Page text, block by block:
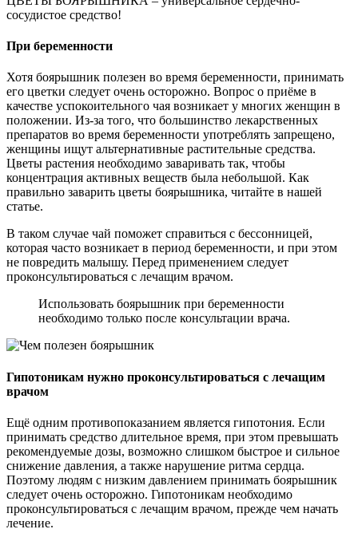
сосудистое средство!
При беременности
Хотя боярышник полезен во время беременности, принимать
его цветки следует очень осторожно. Вопрос о приёме в
качестве успокоительного чая возникает у многих женщин в
положении. Из-за того, что большинство лекарственных
препаратов во время беременности употреблять запрещено,
женщины ищут альтернативные растительные средства.
Цветы растения необходимо заваривать так, чтобы
концентрация активных веществ была небольшой. Как
правильно заварить цветы боярышника, читайте в нашей
статье.
В таком случае чай поможет справиться с бессонницей,
которая часто возникает в период беременности, и при этом
не повредить малышу. Перед применением следует
проконсультироваться с лечащим врачом.
Использовать боярышник при беременности
необходимо только после консультации врача.
Гипотоникам нужно проконсультироваться с лечащим
врачом
Ещё одним противопоказанием является гипотония. Если
принимать средство длительное время, при этом превышать
рекомендуемые дозы, возможно слишком быстрое и сильное
снижение давления, а также нарушение ритма сердца.
Поэтому людям с низким давлением принимать боярышник
следует очень осторожно. Гипотоникам необходимо
проконсультироваться с лечащим врачом, прежде чем начать
лечение.